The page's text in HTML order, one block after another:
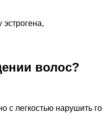
волос?
легкостью нарушить